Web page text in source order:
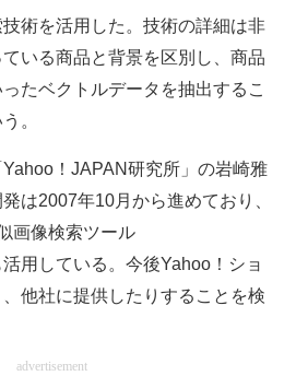
術を活用した。技術の詳細は非
いる商品と背景を区別し、商品
たベクトルデータを抽出するこ
。
！JAPAN研究所」の岩崎雅
は2007年10月から進めており、
画像検索ツール
活用している。今後Yahoo！ショ
他社に提供したりすることを検
advertisement